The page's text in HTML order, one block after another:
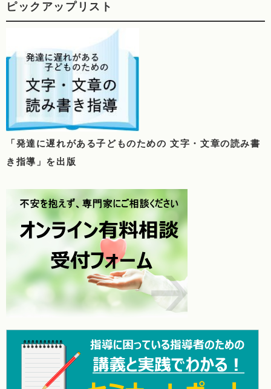
ピックアップリスト
「発達に遅れがある子どものための 文字・文章の読み書
き指導」を出版